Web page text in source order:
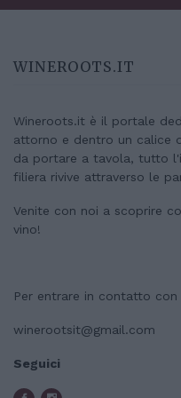
WINEROOTS.IT
Wineroots.it è il portale
attorno e dentro un calice
da portare a tavola, tutto
filiera rivive attraverso le
Venite con noi a scoprire
vino!
Per entrare in contatto con
winerootsit@gmail.com
Seguici